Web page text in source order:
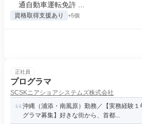
通自動車運転免許 ...
資格取得支援あり +5個
正社員
プログラマ
SCSKニアショアシステムズ株式会社
沖縄（浦添・南風原）勤務／【実務経験１
グラマ募集】好きな街から、首都...